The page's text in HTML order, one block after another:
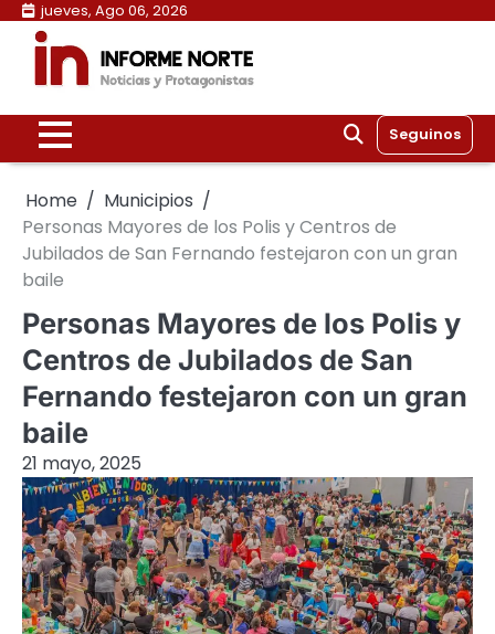
Skip
content
jueves, Ago 06, 2026
Seguinos
Home
Municipios
Personas Mayores de los Polis y Centros de
Jubilados de San Fernando festejaron con un gran
baile
Personas Mayores de los Polis y
Centros de Jubilados de San
Fernando festejaron con un gran
baile
21 mayo, 2025